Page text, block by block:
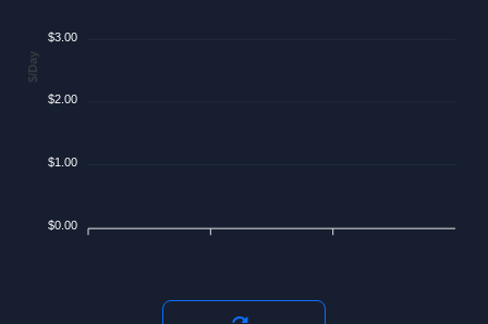
$3.00
$2.00
$1.00
$0.00
$/Day